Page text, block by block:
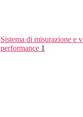
Sistema di misurazione e
performance 1